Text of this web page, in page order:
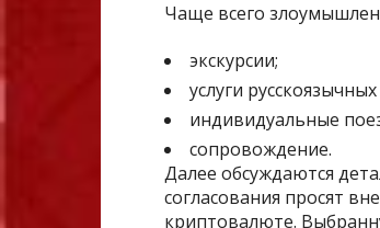
Чаще всего
экскурсии;
услуги
индивидуальные
сопровождение.
Далее обсуждаются
согласования просят
криптовалюте.